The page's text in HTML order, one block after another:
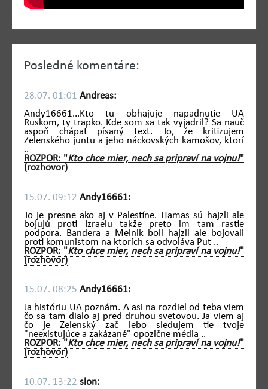
Posledné komentáre:
28.07. 01:01 Andreas:
Andy16661...Kto tu obhajuje napadnutie UA
Ruskom, ty trapko. Kde som sa tak vyjadril? Sa nauč
aspoň chápať písaný text. To, že kritizujem
Zelenského juntu a jeho náckovských kamošov, ktorí
..
ROZPOR: "Kto chce mier, nech sa pripraví na vojnu!"
(rozhovor)
15.07. 09:12 Andy16661:
To je presne ako aj v Palestíne. Hamas sú hajzli ale
bojujú proti Izraelu takže preto im tam rastie
podpora. Bandera a Melnik boli hajzli ale bojovali
proti komunistom na ktorích sa odvoláva Put ..
ROZPOR: "Kto chce mier, nech sa pripraví na vojnu!"
(rozhovor)
15.07. 08:25 Andy16661:
Ja históriu UA poznám. A asi na rozdiel od teba viem
čo sa tam dialo aj pred druhou svetovou. Ja viem aj
čo je Zelenský zač lebo sledujem tie tvoje
"neexistujúce a zakázané" opozične média ..
ROZPOR: "Kto chce mier, nech sa pripraví na vojnu!"
(rozhovor)
10.07. 13:22 slon: